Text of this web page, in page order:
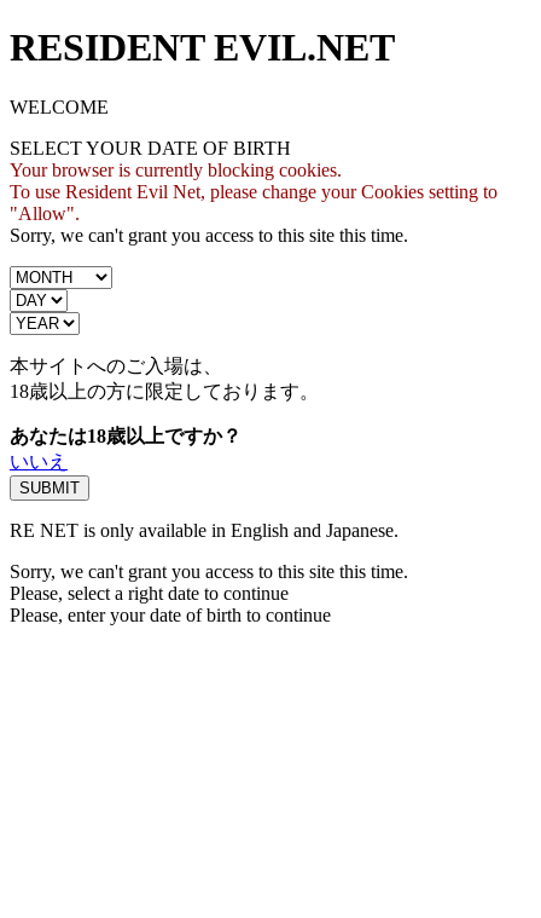
RESIDENT EVIL.NET
WELCOME
SELECT YOUR DATE OF BIRTH
Your browser is currently blocking cookies.
To use Resident Evil Net, please change your Cookies setting to
"Allow".
Sorry, we can't grant you access to this site this time.
本サイトへのご入場は、
18歳以上の方に限定しております。
あなたは18歳以上ですか？
いいえ
RE NET is only available in English and Japanese.
Sorry, we can't grant you access to this site this time.
Please, select a right date to continue
Please, enter your date of birth to continue